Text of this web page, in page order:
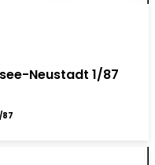
Neustadt 1/87
87